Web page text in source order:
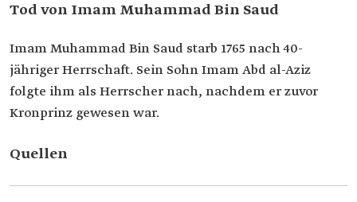
Tod von Imam Muhammad Bin Saud
Imam Muhammad Bin Saud starb 1765 nach 40-
jähriger Herrschaft. Sein Sohn Imam Abd al-Aziz
folgte ihm als Herrscher nach, nachdem er zuvor
Kronprinz gewesen war.
Quellen